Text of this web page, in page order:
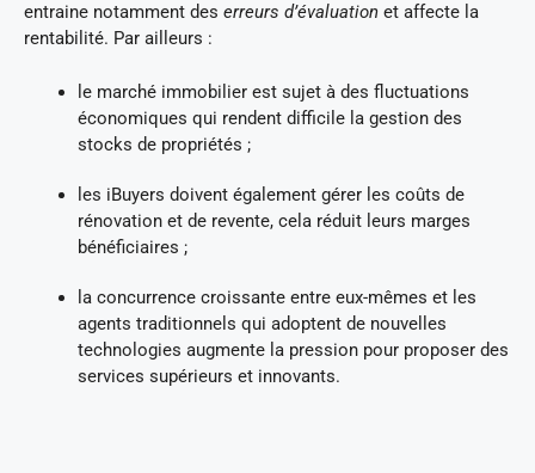
entraine notamment des erreurs d’évaluation et affecte la
rentabilité. Par ailleurs :
le marché immobilier est sujet à des fluctuations
économiques qui rendent difficile la gestion des
stocks de propriétés ;
les iBuyers doivent également gérer les coûts de
rénovation et de revente, cela réduit leurs marges
bénéficiaires ;
la concurrence croissante entre eux-mêmes et les
agents traditionnels qui adoptent de nouvelles
technologies augmente la pression pour proposer des
services supérieurs et innovants.